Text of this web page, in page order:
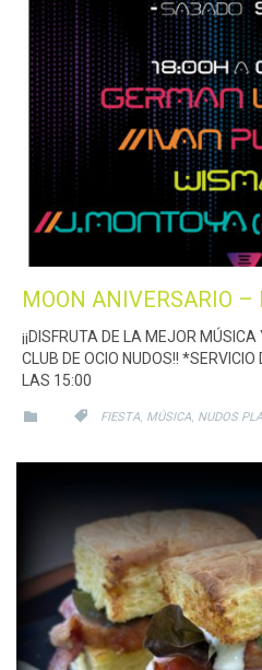
MOON ANIVERSARIO –
¡¡DISFRUTA DE LA MEJOR
CLUB DE OCIO NUDOS!!
LAS 15:00
 CATEGORY
 CATEGORY
FIESTA MÚSICA NUDOS